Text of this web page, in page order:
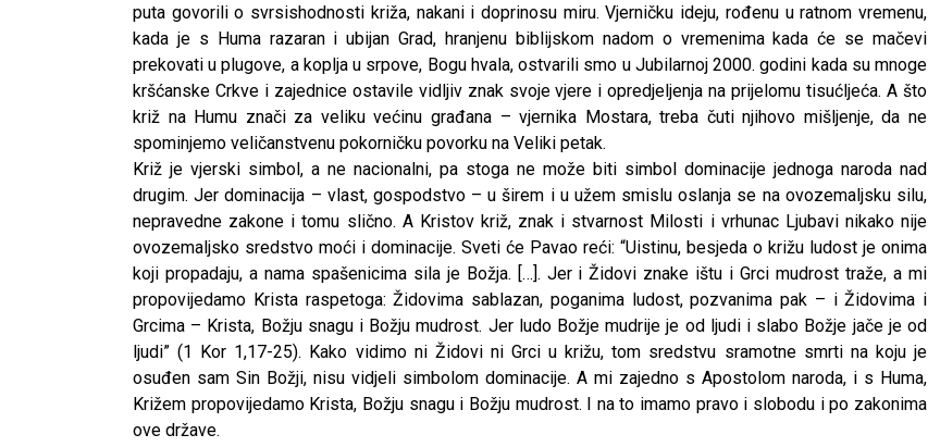
puta govorili o svrsishodnosti križa, nakani i doprinosu miru. Vjerničku ideju, rođenu u ratnom vremenu,
kada je s Huma razaran i ubijan Grad, hranjenu biblijskom nadom o vremenima kada će se mačevi
prekovati u plugove, a koplja u srpove, Bogu hvala, ostvarili smo u Jubilarnoj 2000. godini kada su mnoge
kršćanske Crkve i zajednice ostavile vidljiv znak svoje vjere i opredjeljenja na prijelomu tisućljeća. A što
križ na Humu znači za veliku većinu građana – vjernika Mostara, treba čuti njihovo mišljenje, da ne
spominjemo veličanstvenu pokorničku povorku na Veliki petak.
Križ je vjerski simbol, a ne nacionalni, pa stoga ne može biti simbol dominacije jednoga naroda nad
drugim. Jer dominacija – vlast, gospodstvo – u širem i u užem smislu oslanja se na ovozemaljsku silu,
nepravedne zakone i tomu slično. A Kristov križ, znak i stvarnost Milosti i vrhunac Ljubavi nikako nije
ovozemaljsko sredstvo moći i dominacije. Sveti će Pavao reći: “Uistinu, besjeda o križu ludost je onima
koji propadaju, a nama spašenicima sila je Božja. […]. Jer i Židovi znake ištu i Grci mudrost traže, a mi
propovijedamo Krista raspetoga: Židovima sablazan, poganima ludost, pozvanima pak – i Židovima i
Grcima – Krista, Božju snagu i Božju mudrost. Jer ludo Božje mudrije je od ljudi i slabo Božje jače je od
ljudi” (1 Kor 1,17-25). Kako vidimo ni Židovi ni Grci u križu, tom sredstvu sramotne smrti na koju je
osuđen sam Sin Božji, nisu vidjeli simbolom dominacije. A mi zajedno s Apostolom naroda, i s Huma,
Križem propovijedamo Krista, Božju snagu i Božju mudrost. I na to imamo pravo i slobodu i po zakonima
ove države.